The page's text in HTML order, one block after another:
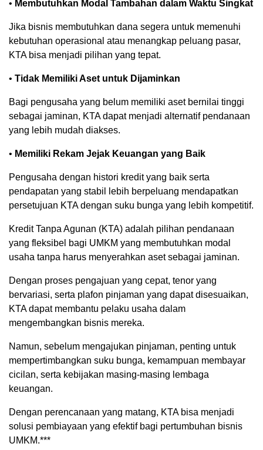
• Membutuhkan Modal Tambahan dalam Waktu Singkat
Jika bisnis membutuhkan dana segera untuk memenuhi
kebutuhan operasional atau menangkap peluang pasar,
KTA bisa menjadi pilihan yang tepat.
• Tidak Memiliki Aset untuk Dijaminkan
Bagi pengusaha yang belum memiliki aset bernilai tinggi
sebagai jaminan, KTA dapat menjadi alternatif pendanaan
yang lebih mudah diakses.
• Memiliki Rekam Jejak Keuangan yang Baik
Pengusaha dengan histori kredit yang baik serta
pendapatan yang stabil lebih berpeluang mendapatkan
persetujuan KTA dengan suku bunga yang lebih kompetitif.
Kredit Tanpa Agunan (KTA) adalah pilihan pendanaan
yang fleksibel bagi UMKM yang membutuhkan modal
usaha tanpa harus menyerahkan aset sebagai jaminan.
Dengan proses pengajuan yang cepat, tenor yang
bervariasi, serta plafon pinjaman yang dapat disesuaikan,
KTA dapat membantu pelaku usaha dalam
mengembangkan bisnis mereka.
Namun, sebelum mengajukan pinjaman, penting untuk
mempertimbangkan suku bunga, kemampuan membayar
cicilan, serta kebijakan masing-masing lembaga
keuangan.
Dengan perencanaan yang matang, KTA bisa menjadi
solusi pembiayaan yang efektif bagi pertumbuhan bisnis
UMKM.***